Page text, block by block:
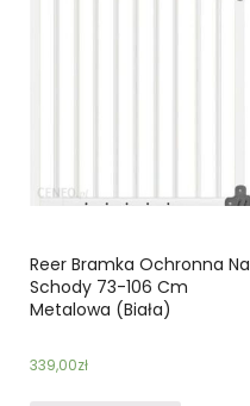
Reer Bramka Ochronna Na
Schody 73-106 Cm
Metalowa (Biała)
339,00zł